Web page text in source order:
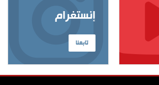
إنستغرام
تابعنا